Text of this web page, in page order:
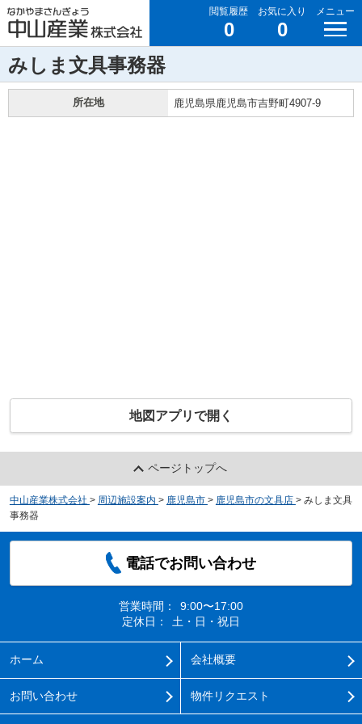
閲覧履歴
0
お気に入り
0
メニュー
みしま文具事務器
所在地 鹿児島県鹿児島市吉野町4907-9
地図アプリで開く
ページトップへ
中山産業株式会社 > 周辺施設案内 > 鹿児島市 > 鹿児島市の文具店 > みしま文具
事務器
電話でお問い合わせ
営業時間：
9:00〜17:00
定休日：
土・日・祝日
ホーム 会社概要
お問い合わせ 物件リクエスト